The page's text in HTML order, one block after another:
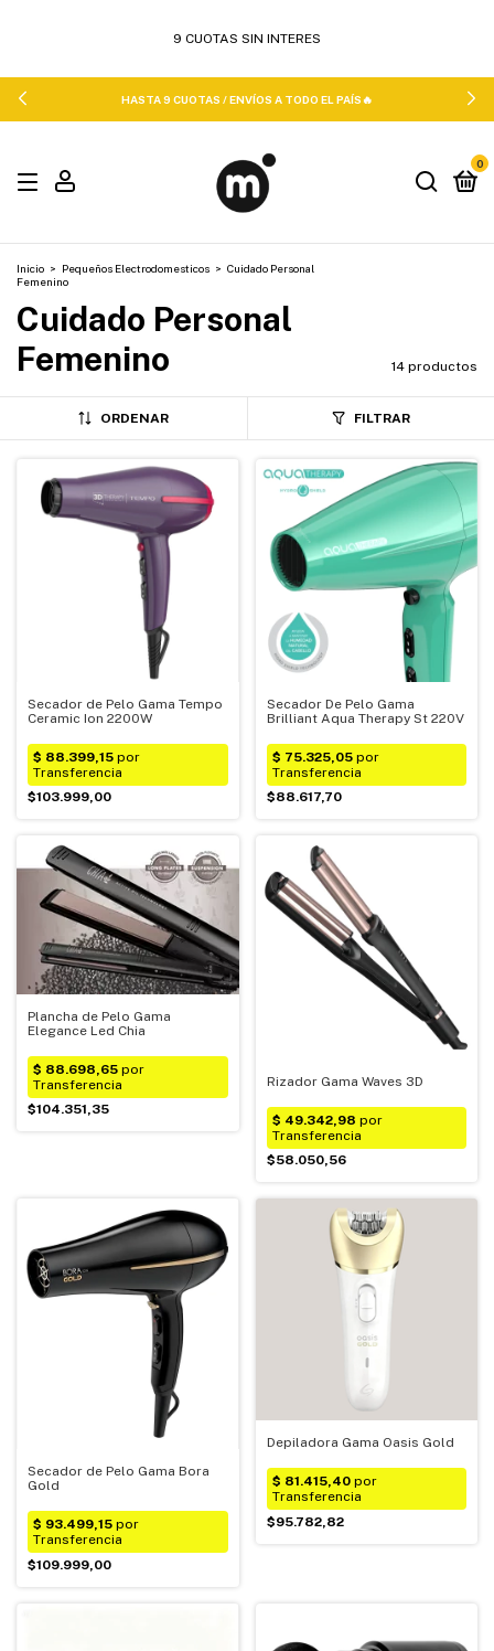
HASTA 9 CUOTAS / ENVÍOS A TODO EL PAÍS🔥
0
Inicio > Pequeños Electrodomesticos > Cuidado Personal
Femenino
Cuidado Personal
Femenino
14 productos
ORDENAR FILTRAR
Secador de Pelo Gama Tempo
Ceramic Ion 2200W
$103.999,00
Secador De Pelo Gama
Brilliant Aqua Therapy St 220V
$88.617,70
Plancha de Pelo Gama
Elegance Led Chia
$104.351,35
Rizador Gama Waves 3D
$58.050,56
Secador de Pelo Gama Bora
Gold
$109.999,00
Depiladora Gama Oasis Gold
$95.782,82